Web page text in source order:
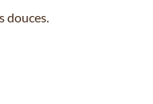
douces.